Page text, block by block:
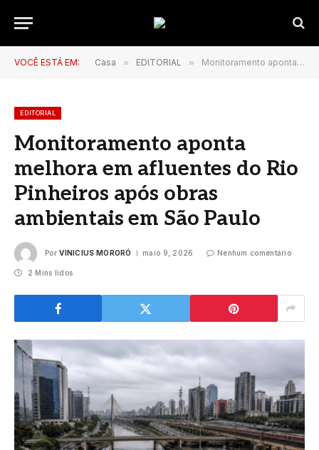
VOCÊ ESTÁ EM: Casa » EDITORIAL » Monitoramento aponta melhora em afluentes do Rio Pinheiros após obras ambientais em São Paulo
EDITORIAL
Monitoramento aponta
melhora em afluentes do Rio
Pinheiros após obras
ambientais em São Paulo
Por VINICIUS MORORÓ maio 9, 2026 Nenhum comentário
2 Mins lidos